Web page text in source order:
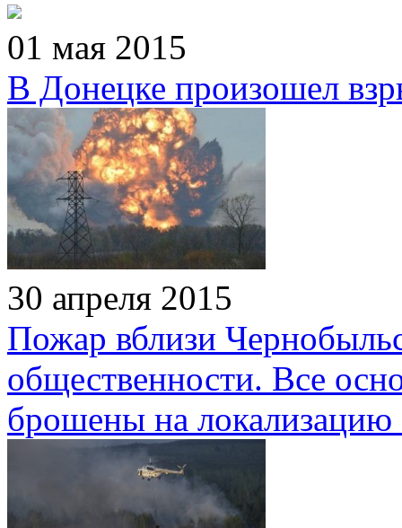
01 мая 2015
В Донецке произошел
30 апреля 2015
Пожар вблизи
общественности. Все
брошены на локализацию